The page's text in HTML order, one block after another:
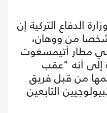
الدفاع التركية إن
التي تجلي 42 شخصا من ووهان،
في مطار أتيمسغوت
إلى أنه "عقب
من قبل فريق
التابعين